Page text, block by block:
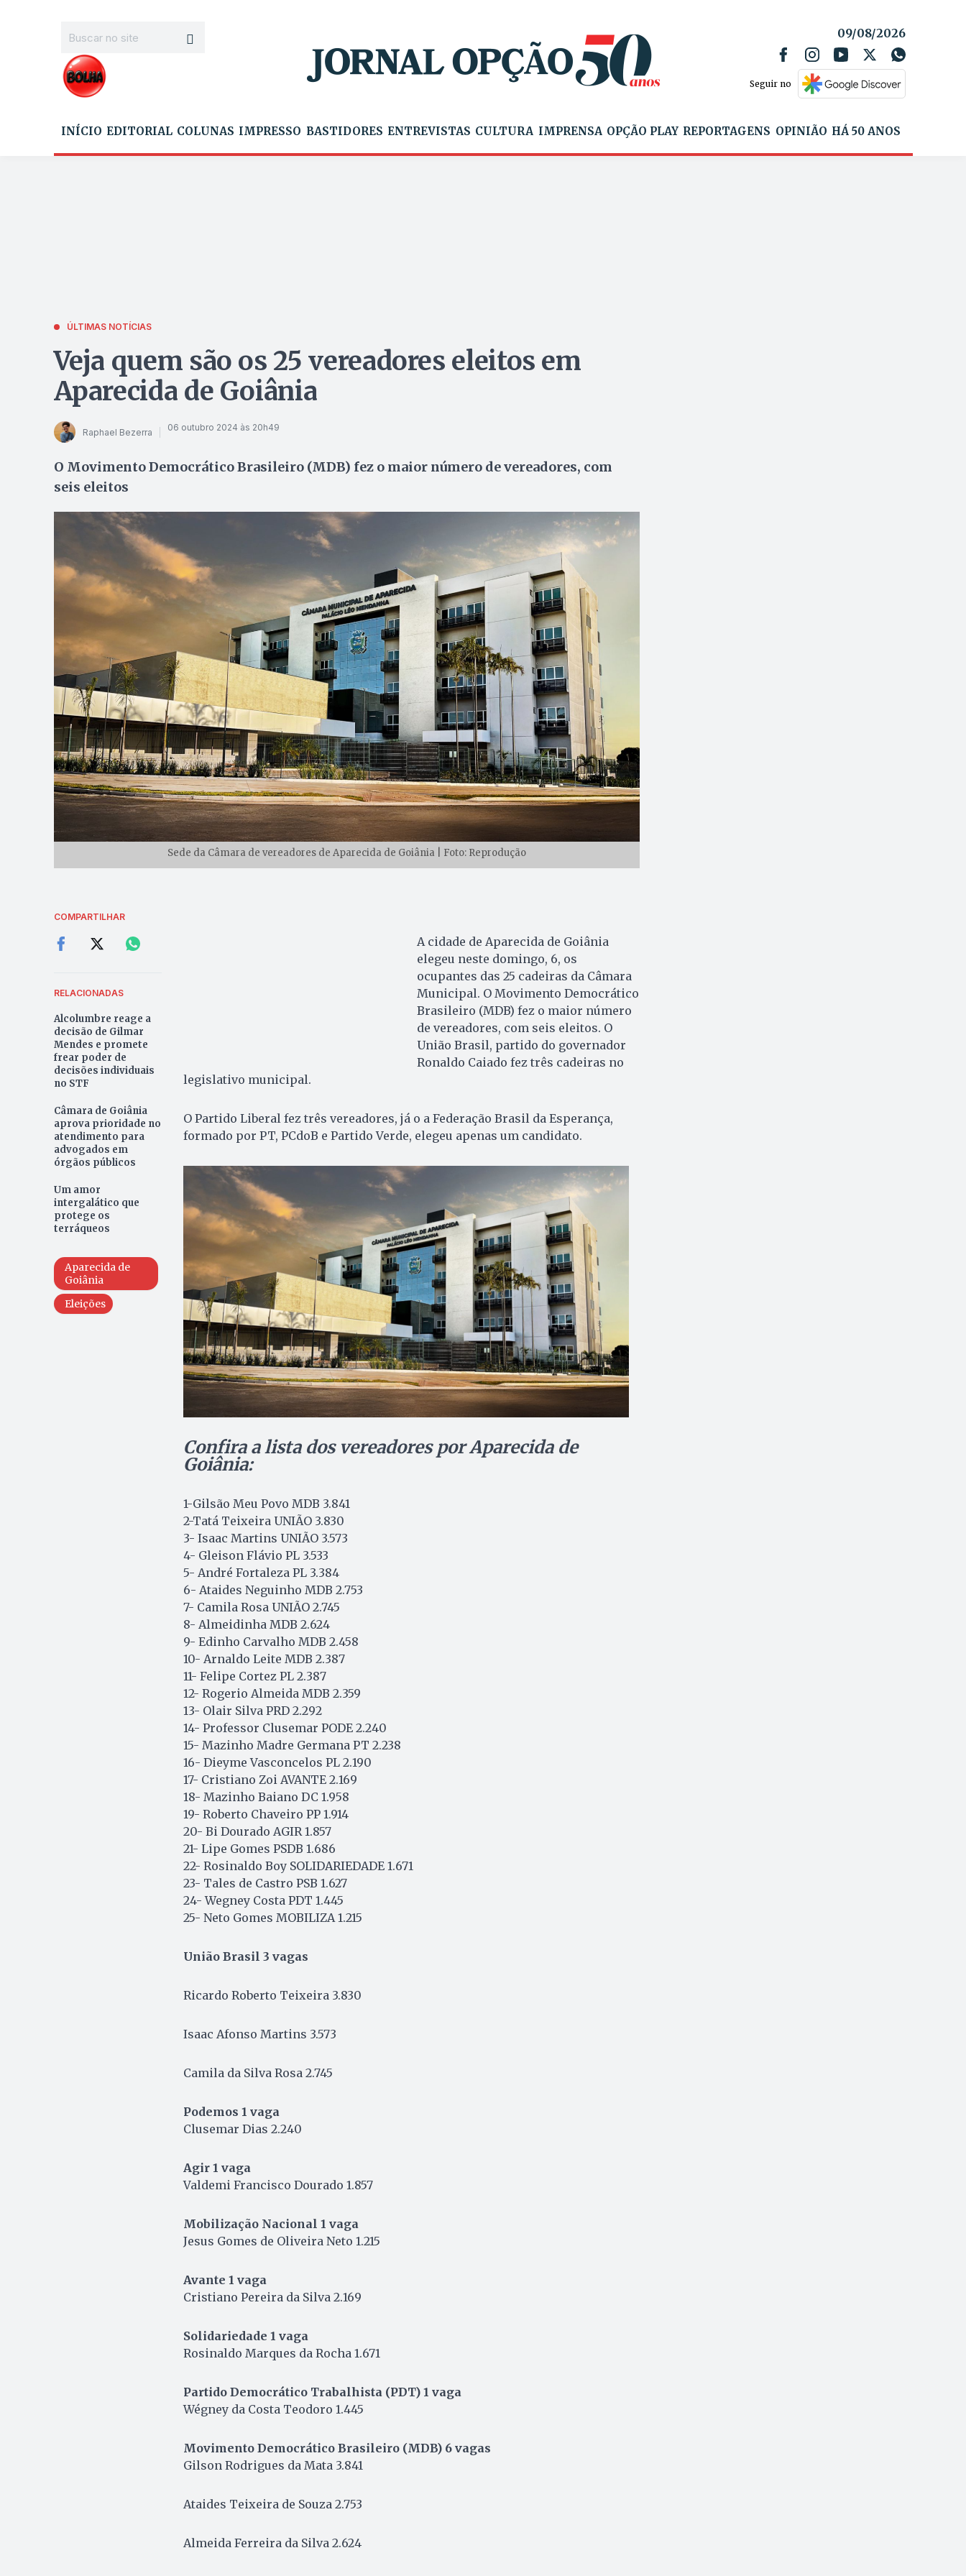
09/08/2026
Seguir no
INÍCIO EDITORIAL COLUNAS IMPRESSO BASTIDORES ENTREVISTAS CULTURA IMPRENSA OPÇÃO PLAY REPORTAGENS OPINIÃO HÁ 50 ANOS
ÚLTIMAS NOTÍCIAS
Veja quem são os 25 vereadores eleitos em
Aparecida de Goiânia
Raphael Bezerra 06 outubro 2024 às 20h49
O Movimento Democrático Brasileiro (MDB) fez o maior número de vereadores, com
seis eleitos
Sede da Câmara de vereadores de Aparecida de Goiânia | Foto: Reprodução
COMPARTILHAR
RELACIONADAS
Alcolumbre reage a
decisão de Gilmar
Mendes e promete
frear poder de
decisões individuais
no STF
Câmara de Goiânia
aprova prioridade no
atendimento para
advogados em
órgãos públicos
Um amor
intergalático que
protege os
terráqueos
Aparecida de
Goiânia
Eleições
A cidade de Aparecida de Goiânia
elegeu neste domingo, 6, os
ocupantes das 25 cadeiras da Câmara
Municipal. O Movimento Democrático
Brasileiro (MDB) fez o maior número
de vereadores, com seis eleitos. O
União Brasil, partido do governador
Ronaldo Caiado fez três cadeiras no
legislativo municipal.
O Partido Liberal fez três vereadores, já o a Federação Brasil da Esperança,
formado por PT, PCdoB e Partido Verde, elegeu apenas um candidato.
Confira a lista dos vereadores por Aparecida de
Goiânia:
1-Gilsão Meu Povo MDB 3.841
2-Tatá Teixeira UNIÃO 3.830
3- Isaac Martins UNIÃO 3.573
4- Gleison Flávio PL 3.533
5- André Fortaleza PL 3.384
6- Ataides Neguinho MDB 2.753
7- Camila Rosa UNIÃO 2.745
8- Almeidinha MDB 2.624
9- Edinho Carvalho MDB 2.458
10- Arnaldo Leite MDB 2.387
11- Felipe Cortez PL 2.387
12- Rogerio Almeida MDB 2.359
13- Olair Silva PRD 2.292
14- Professor Clusemar PODE 2.240
15- Mazinho Madre Germana PT 2.238
16- Dieyme Vasconcelos PL 2.190
17- Cristiano Zoi AVANTE 2.169
18- Mazinho Baiano DC 1.958
19- Roberto Chaveiro PP 1.914
20- Bi Dourado AGIR 1.857
21- Lipe Gomes PSDB 1.686
22- Rosinaldo Boy SOLIDARIEDADE 1.671
23- Tales de Castro PSB 1.627
24- Wegney Costa PDT 1.445
25- Neto Gomes MOBILIZA 1.215
União Brasil 3 vagas
Ricardo Roberto Teixeira 3.830
Isaac Afonso Martins 3.573
Camila da Silva Rosa 2.745
Podemos 1 vaga
Clusemar Dias 2.240
Agir 1 vaga
Valdemi Francisco Dourado 1.857
Mobilização Nacional 1 vaga
Jesus Gomes de Oliveira Neto 1.215
Avante 1 vaga
Cristiano Pereira da Silva 2.169
Solidariedade 1 vaga
Rosinaldo Marques da Rocha 1.671
Partido Democrático Trabalhista (PDT) 1 vaga
Wégney da Costa Teodoro 1.445
Movimento Democrático Brasileiro (MDB) 6 vagas
Gilson Rodrigues da Mata 3.841
Ataides Teixeira de Souza 2.753
Almeida Ferreira da Silva 2.624